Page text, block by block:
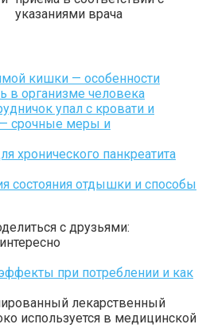
указаниями врача
кишки — особенности
в организме человека
упал с кровати и
срочные меры и
хронического панкреатита
состояния отдышки и способы
с друзьями:
при потреблении и как
лекарственный
используется в медицинской